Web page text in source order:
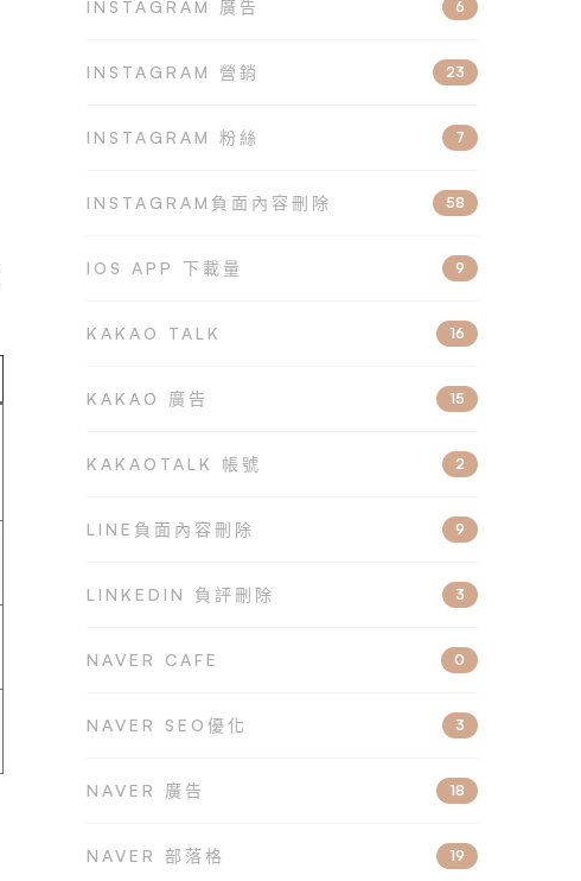
INSTAGRAM 廣告 6
INSTAGRAM 營銷 23
INSTAGRAM 粉絲 7
INSTAGRAM負面內容刪除 58
IOS APP 下載量 9
KAKAO TALK 16
KAKAO 廣告 15
KAKAOTALK 帳號 2
LINE負面內容刪除 9
LINKEDIN 負評刪除 3
NAVER CAFE 0
NAVER SEO優化 3
NAVER 廣告 18
NAVER 部落格 19